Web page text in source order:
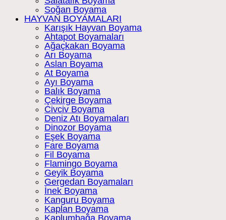
Soğan Boyama
HAYVAN BOYAMALARI
Karışık Hayvan Boyama
Ahtapot Boyamaları
Ağaçkakan Boyama
Arı Boyama
Aslan Boyama
At Boyama
Ayı Boyama
Balık Boyama
Çekirge Boyama
Civciv Boyama
Deniz Atı Boyamaları
Dinozor Boyama
Eşek Boyama
Fare Boyama
Fil Boyama
Flamingo Boyama
Geyik Boyama
Gergedan Boyamaları
İnek Boyama
Kanguru Boyama
Kaplan Boyama
Kaplumbağa Boyama